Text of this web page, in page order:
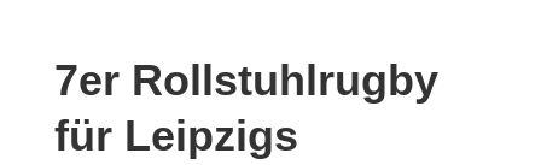
7er Rollstuhlrugby
für Leipzigs